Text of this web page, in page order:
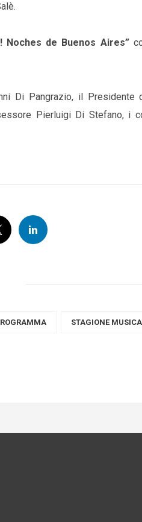
Noches de Buenos Aires”
Di Pangrazio, il Presidente
Pierluigi Di Stefano, i
STAGIONE